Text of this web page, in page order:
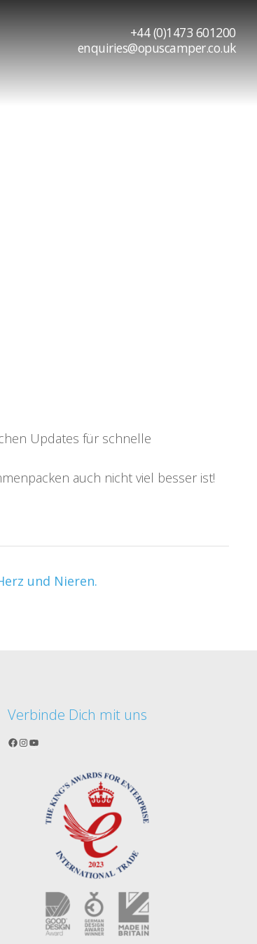
+44 (0)1473 601200
enquiries@opuscamper.co.uk
Updates für schnelle
auch nicht viel besser ist!
und Nieren.
Verbinde Dich mit uns
Facebook
Instagram